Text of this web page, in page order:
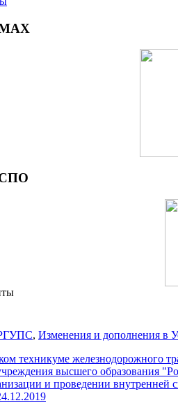
, Изменения и дополнения в
техникуме железнодорожного
высшего образования
и проведении внутренней